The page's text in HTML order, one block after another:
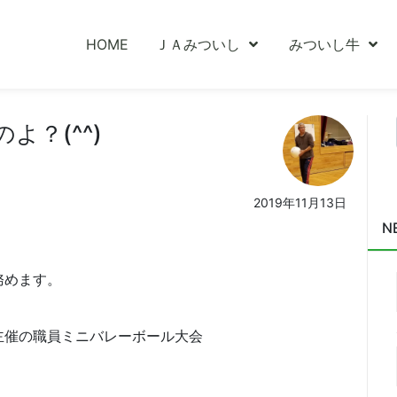
HOME ＪＡみついし みついし牛
よ？(^^)
2019年11月13日
ます。
の職員ミニバレーボール大会